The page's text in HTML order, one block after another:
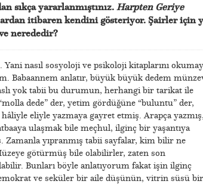
sıkça yararlanmıştınız.Harpten Geriye
itibaren kendini gösteriyor. Şairler için
nerededir?
nasıl sosyoloji ve psikoloji kitaplarını
Babaannem anlatır, büyük büyük dedem
yok tabii bu durumun, herhangi bir tarikat ile
dede” der, yetim gördüğüne “buluntu” der,
eliyle yazmaya gayret etmiş. Arapça
ulaşmak bile meçhul, ilginç bir yaşantıya
yıpranmış tabii sayfalar, kim bilir ne
götürmüş bile olabilirler, zaten son
Bunları böyle anlatıyorum fakat işin ilginç
ve seküler bir aile düşünün, vitrin süsü bir